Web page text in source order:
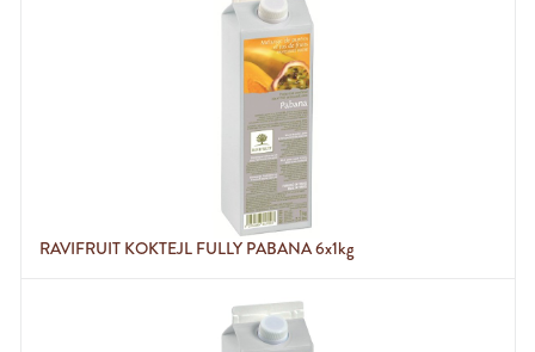
RAVIFRUIT KOKTEJL FULLY PABANA 6x1kg